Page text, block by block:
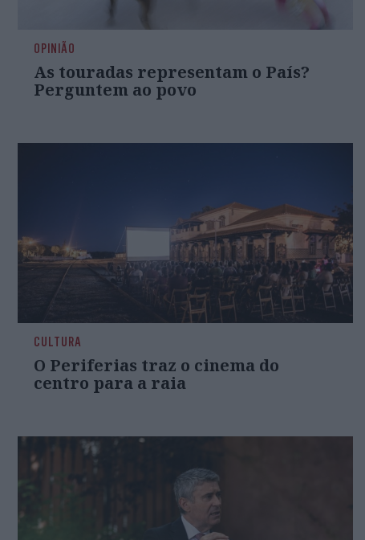
OPINIÃO
As touradas representam o País?
Perguntem ao povo
CULTURA
O Periferias traz o cinema do
centro para a raia